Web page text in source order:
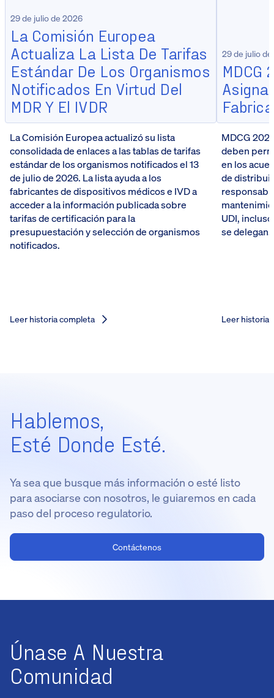
29 de julio de 2026
La Comisión Europea
Actualiza La Lista De Tarifas
Estándar De Los Organismos
Notificados En Virtud Del
MDR Y El IVDR
La Comisión Europea actualizó su lista
consolidada de enlaces a las tablas de tarifas
estándar de los organismos notificados el 13
de julio de 2026. La lista ayuda a los
fabricantes de dispositivos médicos e IVD a
acceder a la información publicada sobre
tarifas de certificación para la
presupuestación y selección de organismos
notificados.
Leer historia completa
29 de julio
MDCG
MDCG
deben
en los
de
UDI,
se delegan.
Leer historia
Hablemos,
Esté Donde Esté.
Ya sea que busque más información o esté listo
para asociarse con nosotros, le guiaremos en cada
paso del proceso regulatorio.
Contáctenos
Únase A Nuestra
Comunidad